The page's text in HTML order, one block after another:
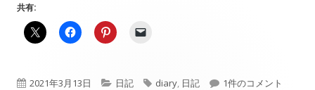
共有:
公
2021年3月13日
カ
日記
タ
diary, 日記 【寝るまえ○行日記】
1件のコメント